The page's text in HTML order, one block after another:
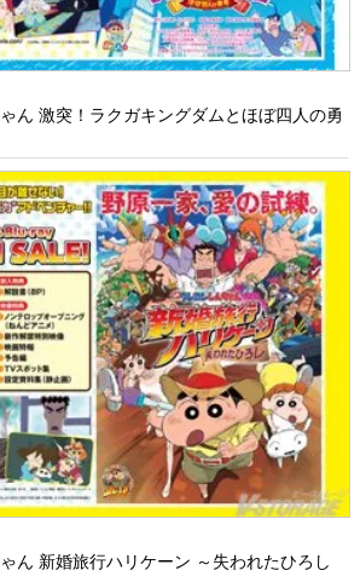
ん 激突！ラクガキングダムとほぼ四人の勇
ん 新婚旅行ハリケーン ～失われたひろし